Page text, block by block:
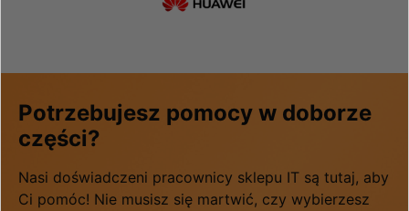
Potrzebujesz pomocy w doborze
części?
Nasi doświadczeni pracownicy sklepu IT są tutaj, aby
Ci pomóc! Nie musisz się martwić, czy wybierzesz